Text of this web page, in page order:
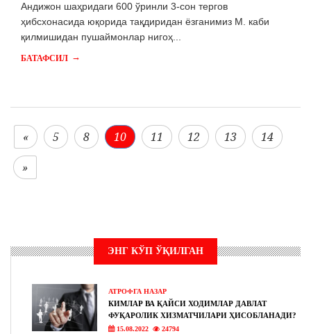
Андижон шаҳридаги 600 ўринли 3-сон тергов
ҳибсхонасида юқорида тақдиридан ёзганимиз М. каби
қилмишидан пушаймонлар нигоҳ...
БАТАФСИЛ →
« 5 8 10 11 12 13
14
»
ЭНГ КЎП ЎҚИЛГАН
АТРОФГА НАЗАР
КИМЛАР ВА ҚАЙСИ ХОДИМЛАР ДАВЛАТ
ФУҚАРОЛИК ХИЗМАТЧИЛАРИ ҲИСОБЛАНАДИ?
15.08.2022 24794